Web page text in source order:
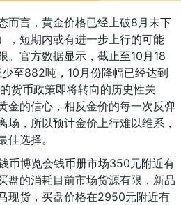
而言，黄金价格已经上破8月末下
，短期内或有进一步上行的可能
。官方数据显示，截止至10月18
至882吨，10月份降幅已经达到
货币政策即将转向的历史性关
金的信心，相反金价的每一次反弹
场，所以预计金价上行难以维系，
选择。
币博览会钱币册市场350元附近有
盘的消耗目前市场货源有限，新品
现货，买盘价格在2950元附近有